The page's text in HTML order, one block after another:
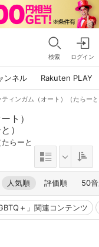
検索 ログイン
ンネル Rakuten PLAY
ィンガム（オート）（たらー
ト）
）
らーと
人気順 評価順 50
＋」関連コンテンツ